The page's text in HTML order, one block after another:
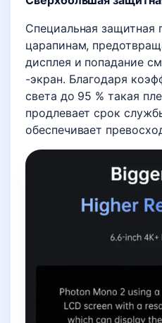
Специальная защитная
царапинам,
дисплея и попадание
-экран. Благодаря
света до 95 % такая
продлевает срок
обеспечивает